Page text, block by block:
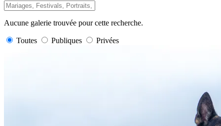
Aucune galerie trouvée pour cette recherche.
Toutes Publiques Privées